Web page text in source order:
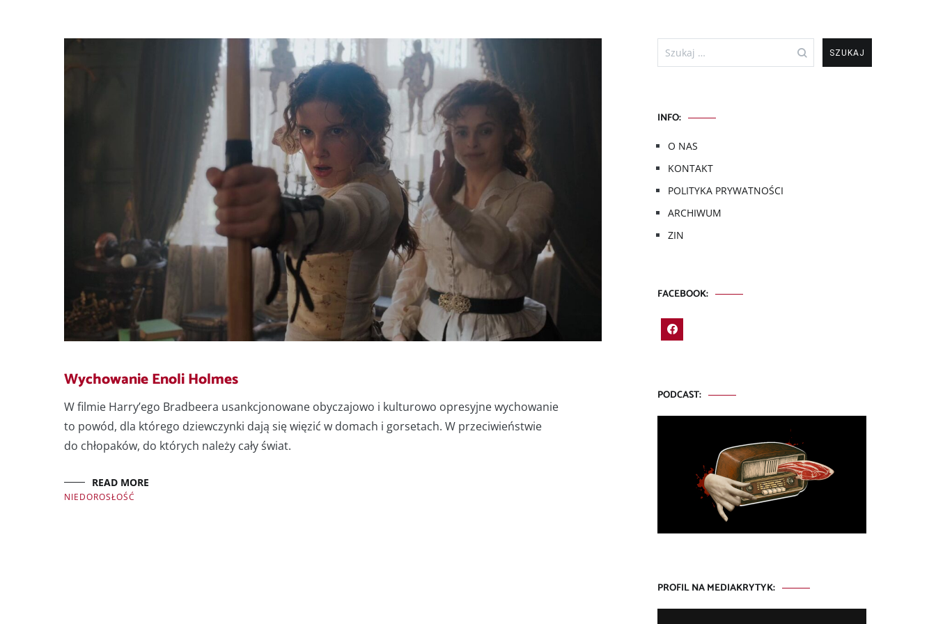
Wychowanie Enoli Holmes
W filmie Harry’ego Bradbeera usankcjonowane obyczajowo i kulturowo opresyjne wychowanie
to powód, dla którego dziewczynki dają się więzić w domach i gorsetach. W przeciwieństwie
do chłopaków, do których należy cały świat.
READ MORE
NIEDOROSŁOŚĆ
Szukaj:
INFO:
O NAS
KONTAKT
POLITYKA PRYWATNOŚCI
ARCHIWUM
ZIN
FACEBOOK:
PODCAST:
PROFIL NA MEDIAKRYTYK: